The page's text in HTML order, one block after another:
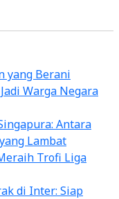
yang Berani
Warga Negara
Antara
Lambat
Trofi Liga
di Inter: Siap